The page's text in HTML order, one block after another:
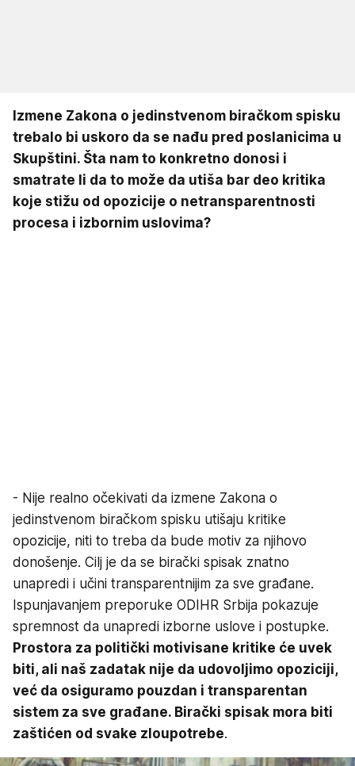
Izmene Zakona o jedinstvenom biračkom spisku
trebalo bi uskoro da se nađu pred poslanicima u
Skupštini. Šta nam to konkretno donosi i
smatrate li da to može da utiša bar deo kritika
koje stižu od opozicije o netransparentnosti
procesa i izbornim uslovima?
- Nije realno očekivati da izmene Zakona o
jedinstvenom biračkom spisku utišaju kritike
opozicije, niti to treba da bude motiv za njihovo
donošenje. Cilj je da se birački spisak znatno
unapredi i učini transparentnijim za sve građane.
Ispunjavanjem preporuke ODIHR Srbija pokazuje
spremnost da unapredi izborne uslove i postupke.
Prostora za politički motivisane kritike će uvek
biti, ali naš zadatak nije da udovoljimo opoziciji,
već da osiguramo pouzdan i transparentan
sistem za sve građane. Birački spisak mora biti
zaštićen od svake zloupotrebe.